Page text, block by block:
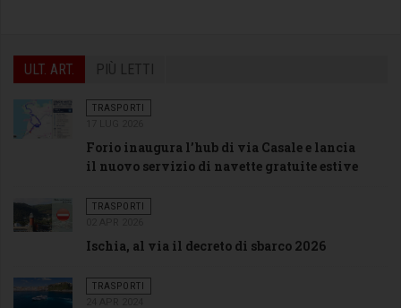
ULT. ART. PIÙ LETTI
TRASPORTI
Forio inaugura l’hub di via Casale e lancia
il nuovo servizio di navette gratuite estive
TRASPORTI
Ischia, al via il decreto di sbarco 2026
TRASPORTI